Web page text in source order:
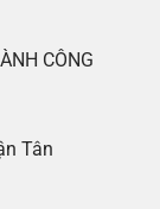
CÔNG
Tân